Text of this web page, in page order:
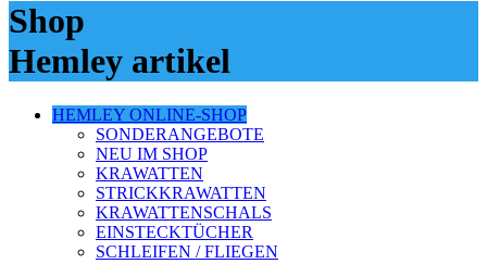
Shop
Hemley artikel
HEMLEY ONLINE-SHOP
SONDERANGEBOTE
NEU IM SHOP
KRAWATTEN
STRICKKRAWATTEN
KRAWATTENSCHALS
EINSTECKTÜCHER
SCHLEIFEN / FLIEGEN